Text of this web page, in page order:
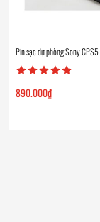
Pin sạc dự phòng Sony
890.000₫